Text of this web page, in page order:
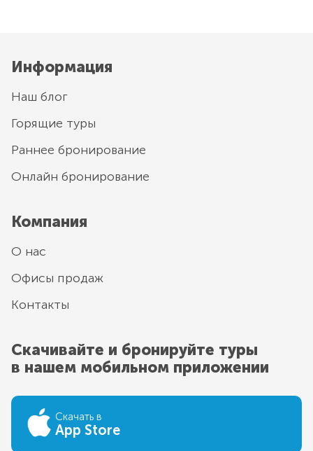
Информация
Наш блог
Горящие туры
Раннее бронирование
Онлайн бронирование
Компания
О нас
Офисы продаж
Контакты
Скачивайте и бронируйте туры
в нашем мобильном приложении
Скачать в
App Store